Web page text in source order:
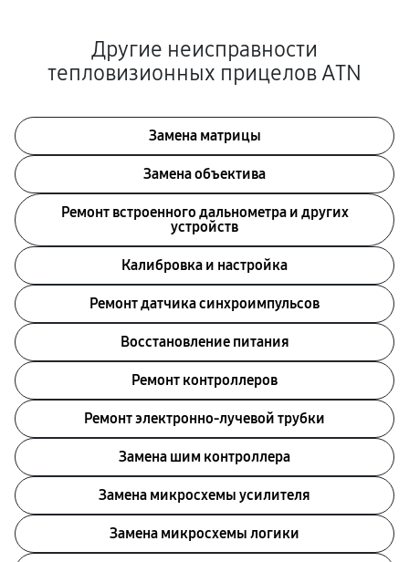
Другие неисправности
тепловизионных прицелов ATN
Замена матрицы
Замена объектива
Ремонт встроенного дальнометра и других
устройств
Калибровка и настройка
Ремонт датчика синхроимпульсов
Восстановление питания
Ремонт контроллеров
Ремонт электронно-лучевой трубки
Замена шим контроллера
Замена микросхемы усилителя
Замена микросхемы логики